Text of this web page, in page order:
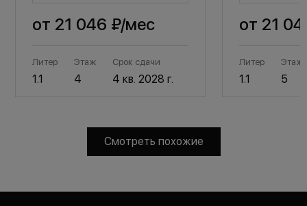
от 21 046 ₽/мес
Литер
1.1
Этаж
4
Срок сдачи
4 кв. 2028 г.
от 21
Литер
1.1
Этаж
5
Смотреть похожие